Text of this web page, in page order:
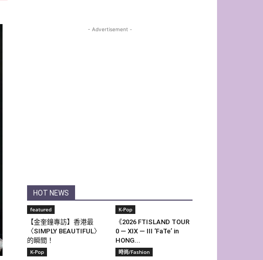
- Advertisement -
HOT NEWS
featured
【金奎鐘專訪】香港最
〈SIMPLY BEAUTIFUL〉
的瞬間！
K-Pop
《2026 FTISLAND TOUR
0 — XIX — III ‘FaTe’ in
HONG...
K-Pop 時尚/Fashion